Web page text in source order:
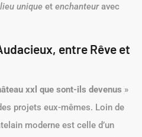
lieu unique et enchanteuravec
entre Rêve et
xxl que sont-ils devenus »
projets eux-mêmes. Loin de
moderne est celle d’un